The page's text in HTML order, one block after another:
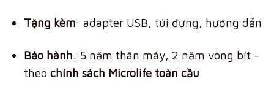
Tặng kèm: adapter USB, túi đựng, hướng dẫn
Bảo hành: 5 năm thân máy, 2 năm vòng bít –
theochính sách Microlife toàn cầu